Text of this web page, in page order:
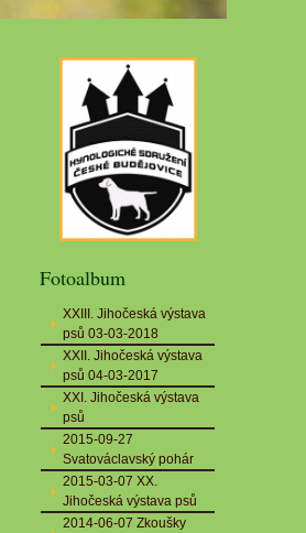
Fotoalbum
XXIII. Jihočeská výstava
psů 03-03-2018
XXII. Jihočeská výstava
psů 04-03-2017
XXI. Jihočeská výstava
psů
2015-09-27
Svatováclavský pohár
2015-03-07 XX.
Jihočeská výstava psů
2014-06-07 Zkoušky